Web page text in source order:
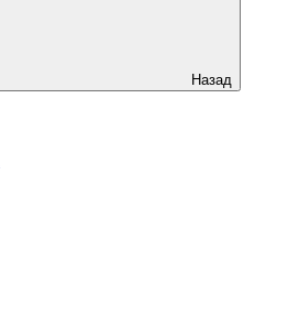
Назад